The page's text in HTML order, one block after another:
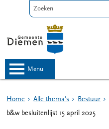
menu
Home Alle thema's Bestuur
b&w besluitenlijst 15 april 2025